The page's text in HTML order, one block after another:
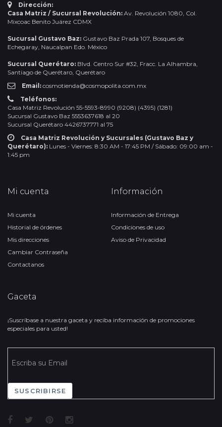
Dirección:
Casa Matriz / Sucursal Revolución: Av. Revolución 1080, Col.
Mixcoac Benito Juárez CDMX
Sucursal Gustavo Baz: Gustavo Baz Prada 107, Bosques de
Echegaray, Naucalpan Edo. México
Sucursal Querétaro: Blvd. Centro Sur #32, Fracc. La Alhambra,
Santiago de Querétaro, Querétaro
Email: cosmotienda@cosmopolita.com.mx
Teléfonos:
Casa Matriz Revolución 55-5593-8990 (9208) (4395) (1281)
Sucursal Gustavo Baz 5553637618 al 20
Sucursal Querétaro 4426737771 al 75
Casa Matriz Revolución y Sucursales (Gustavo Baz y
Querétaro): Lunes - Viernes: 8:30 AM - 17:45 PM / Sábado: 09:00 am -
1:45 pm
Mi cuenta
Mi cuenta
Historial de órdenes
Mis direcciones
Cambiar Contraseña
Contactanos
Información
Información de Entrega
Condiciones de uso
Aviso de Privacidad
Gaceta
¡Suscríbase a nuestra gaceta y reciba información de promociones
especiales para usted!
SUSCRIBIRSE